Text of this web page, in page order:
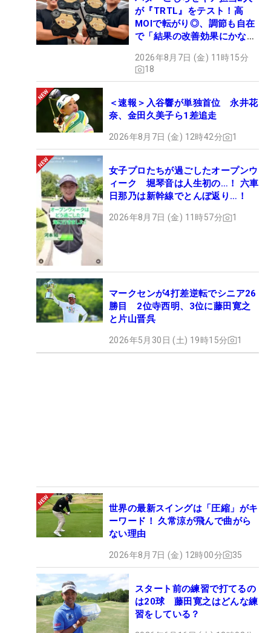
が『TRTL』をテスト！高
MOIで転がり◎、調節も自在
で「結果の改善効果にかなり
2026年8月7日 (金) 11時15分
18
＜速報＞入谷響が単独首位 永井花
奈、金田久美子ら1差追走
2026年8月7日 (金) 12時42分 1
女子プロたちが過ごしたオープンウ
ィーク 堀琴音は人生初の…！ 六車
日那乃は新幹線でとんぼ返り…！
2026年8月7日 (金) 11時57分 1
マークセンが4打差逆転でシニア26
勝目 2位寺西明、3位に藤田寛之
と片山晋呉
2026年5月30日 (土) 19時15分 1
世界の最新スイングは「圧縮」がキ
ーワード！ 久常涼が飛んで曲がら
ない理由
2026年8月7日 (金) 12時00分 35
スタート前の練習で打てるの
は20球 藤田寛之はどんな練
習をしている？